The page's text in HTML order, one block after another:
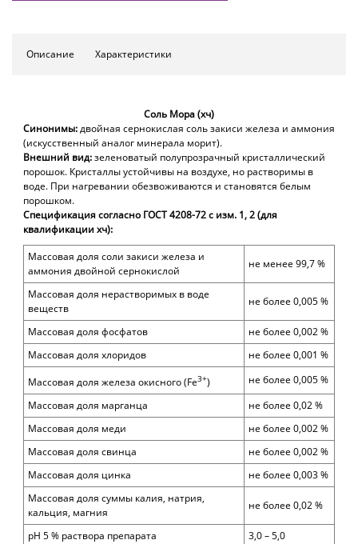
Описание Характеристики
Соль Мора (хч)
Синонимы:двойная сернокислая соль закиси железа и аммония
(искусственный аналог минерала морит).
Внешний вид:зеленоватый полупрозрачный кристаллический
порошок. Кристаллы устойчивы на воздухе, но растворимы в
воде. При нагревании обезвоживаются и становятся белым
порошком.
Спецификация согласно ГОСТ 4208-72 с изм. 1, 2 (для
квалификации хч):
Массовая доля соли закиси железа и
аммония двойной сернокислой
не менее 99,7 %
Массовая доля нерастворимых в воде
веществ
не более 0,005 %
Массовая доля фосфатов
не более 0,002 %
Массовая доля хлоридов
не более 0,001 %
Массовая доля железа окисного (Fe3+)
не более 0,005 %
Массовая доля марганца
не более 0,02 %
Массовая доля меди
не более 0,002 %
Массовая доля свинца
не более 0,002 %
Массовая доля цинка
не более 0,003 %
Массовая доля суммы калия, натрия,
кальция, магния
не более 0,02 %
pH 5 % раствора препарата
3,0 – 5,0